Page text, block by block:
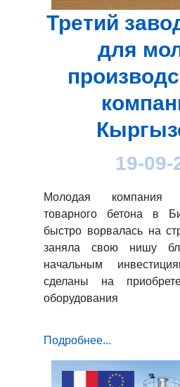
Третий
для
19-09-
Молодая компания
товарного бетона в
быстро ворвалась на
заняла свою нишу
начальным
сделаны на
оборудования
Подробнее...